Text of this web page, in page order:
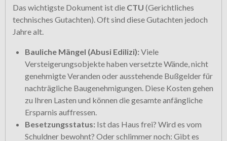
Das wichtigste Dokument ist die CTU (Gerichtliches
technisches Gutachten). Oft sind diese Gutachten jedoch
Jahre alt.
Bauliche Mängel (Abusi Edilizi):Viele
Versteigerungsobjekte haben versetzte Wände, nicht
genehmigte Veranden oder ausstehende Bußgelder für
nachträgliche Baugenehmigungen. Diese Kosten gehen
zu Ihren Lasten und können die gesamte anfängliche
Ersparnis auffressen.
Besetzungsstatus: Ist das Haus frei? Wird es vom
Schuldner bewohnt? Oder schlimmer noch: Gibt es